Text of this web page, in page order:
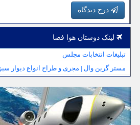
درج دیدگاه
لینک دوستان هوا فضا
تبلیغات انتخابات مجلس
مستر گرین وال | مجری و طراح انواع دیوار سبز